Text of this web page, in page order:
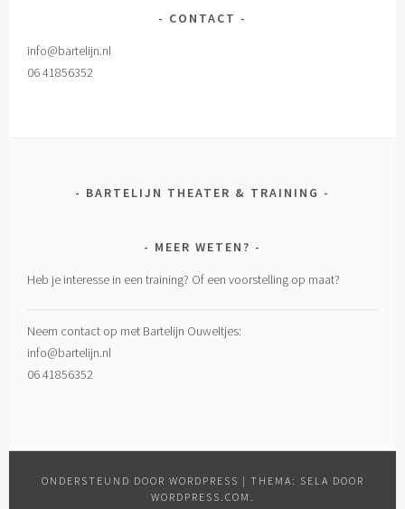
CONTACT
info@bartelijn.nl
06 41856352
BARTELIJN THEATER & TRAINING
MEER WETEN?
Heb je interesse in een training? Of een voorstelling op maat?
Neem contact op met Bartelijn Ouweltjes:
info@bartelijn.nl
06 41856352
ONDERSTEUND DOOR WORDPRESS | THEMA: SELA DOOR
WORDPRESS.COM .